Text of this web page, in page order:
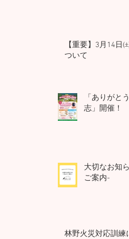
【重要】3月14日
ついて
「ありがと
志」開催！
大切なお知
ご案内-
林野火災対応訓練